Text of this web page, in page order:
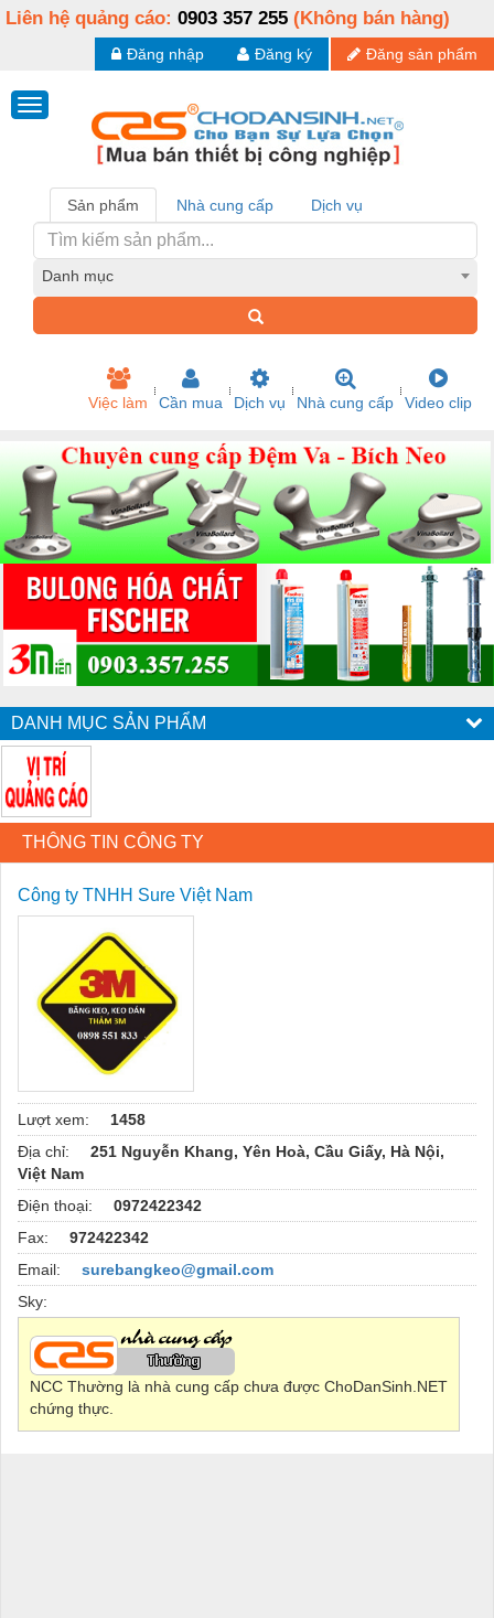
Liên hệ quảng cáo: 0903 357 255 (Không bán hàng)
Đăng sản phẩm
Đăng ký
Đăng nhập
Sản phẩm Nhà cung cấp Dịch vụ
Danh mục
Việc làm Cần mua Dịch vụ Nhà cung cấp Video clip
DANH MỤC SẢN PHẨM
THÔNG TIN CÔNG TY
Công ty TNHH Sure Việt Nam
Lượt xem:
1458
Địa chỉ:
251 Nguyễn Khang, Yên Hoà, Cầu Giấy, Hà Nội,
Việt Nam
Điện thoại:
0972422342
Fax:
972422342
Email:
surebangkeo@gmail.com
Sky:
NCC Thường là nhà cung cấp chưa được ChoDanSinh.NET
chứng thực.